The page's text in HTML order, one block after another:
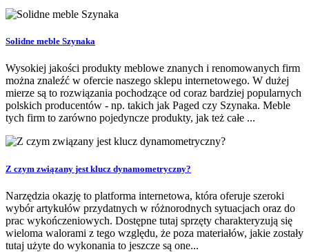
Solidne meble Szynaka
Wysokiej jakości produkty meblowe znanych i renomowanych firm
można znaleźć w ofercie naszego sklepu internetowego. W dużej
mierze są to rozwiązania pochodzące od coraz bardziej popularnych
polskich producentów - np. takich jak Paged czy Szynaka. Meble
tych firm to zarówno pojedyncze produkty, jak też całe ...
Z czym związany jest klucz dynamometryczny?
Narzędzia okazję to platforma internetowa, która oferuje szeroki
wybór artykułów przydatnych w różnorodnych sytuacjach oraz do
prac wykończeniowych. Dostępne tutaj sprzęty charakteryzują się
wieloma walorami z tego względu, że poza materiałów, jakie zostały
tutaj użyte do wykonania to jeszcze są one...